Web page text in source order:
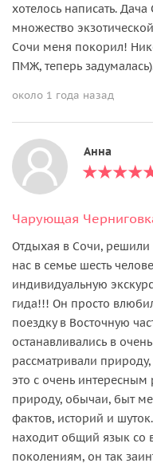
хотелось написать.
множество
Сочи меня покорил!
ПМЖ, теперь
около 1 года назад
Анна
Отдыхая в Сочи, решили
нас в семье шесть
индивидуальную
гида!!! Он просто
поездку в Восточную
останавливались в
рассматривали
это с очень интересным
природу, обычаи, быт
фактов, историй и
находит общий язык со
поколениям, он так